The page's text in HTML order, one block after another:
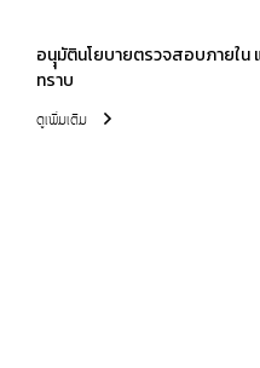
อนุุมัตินโยบายตรวจสอบภายใน
ทราบ
ดูเพิ่มเติม